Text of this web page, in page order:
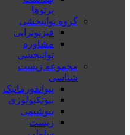
پرتوها
گروه توانبخشی
فیزیوتراپی
مشاوره
توانبخشی
مجموعه زیست
شناسی
بیوانفورماتیک
بیوتکنولوژی
بیوشیمی
زیست